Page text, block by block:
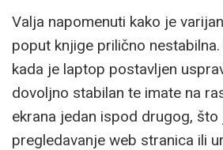
Valja napomenuti kako je
poput knjige prilično
kada je laptop postavljen
dovoljno stabilan te imate na
ekrana jedan ispod drugog, što
pregledavanje web stranica ili